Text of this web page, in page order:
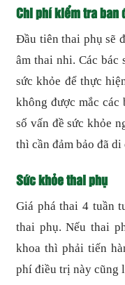
Chi phí kiểm tra ban
Đầu tiên thai phụ sẽ
âm thai nhi. Các bác
sức khỏe để thực
không được mắc các
số vấn đề sức khỏe
thì cần đảm bảo đã
Sức khỏe thai phụ
Giá phá thai 4 tuần
thai phụ. Nếu thai
khoa thì phải tiến
phí điều trị này cũng